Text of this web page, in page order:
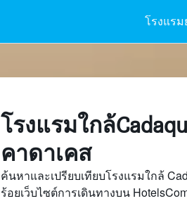
โรงแร
โรงแรมใกล้
คาดาเคส
ค้นหาและเปรียบเทียบโรงแรมใกล้
ร้อยเว็บไซต์การเดินทางบน